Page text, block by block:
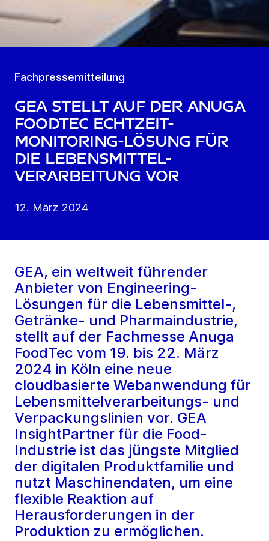
Fachpressemitteilung
GEA stellt auf der Anuga
FoodTec Echtzeit-
Monitoring-Lösung für
die Lebensmittel-
verarbeitung vor
12. März 2024
GEA, ein weltweit führender
Anbieter von Engineering-
Lösungen für die Lebensmittel-,
Getränke- und Pharmaindustrie,
stellt auf der Fachmesse Anuga
FoodTec vom 19. bis 22. März
2024 in Köln eine neue
cloudbasierte Webanwendung für
Lebensmittelverarbeitungs- und
Verpackungslinien vor. GEA
InsightPartner für die Food-
Industrie ist das jüngste Mitglied
der digitalen Produktfamilie und
nutzt Maschinendaten, um eine
flexible Reaktion auf
Herausforderungen in der
Produktion zu ermöglichen.